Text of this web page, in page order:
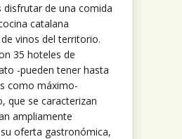
disfrutar de una comida
catalana
vinos del territorio.
35 hoteles de
-pueden tener hasta
como máximo-
que se caracterizan
ampliamente
oferta gastronómica,